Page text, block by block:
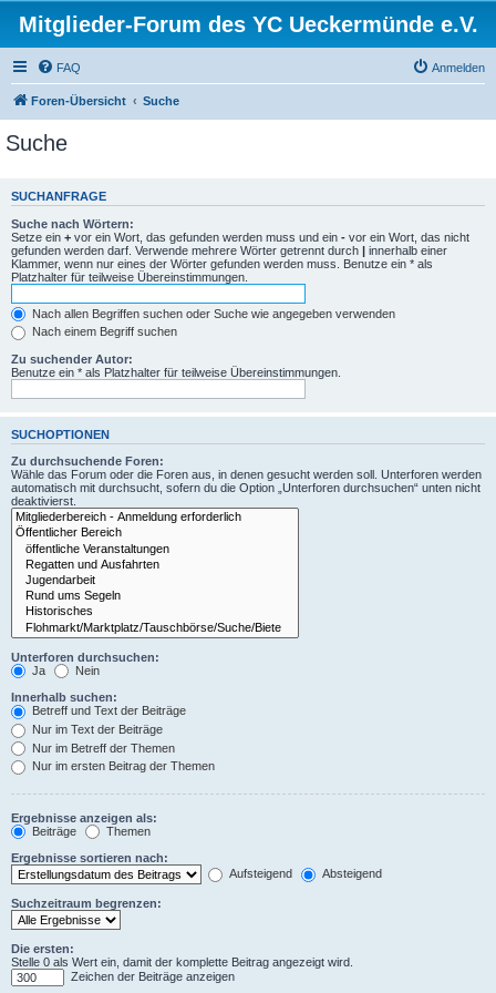
Mitglieder-Forum des YC Ueckermünde e.V.
FAQ Anmelden
Foren-Übersicht Suche
Suche
SUCHANFRAGE
Suche nach Wörtern:
Setze ein + vor ein Wort, das gefunden werden muss und ein - vor ein Wort, das nicht
gefunden werden darf. Verwende mehrere Wörter getrennt durch | innerhalb einer
Klammer, wenn nur eines der Wörter gefunden werden muss. Benutze ein * als
Platzhalter für teilweise Übereinstimmungen.
Nach allen Begriffen suchen oder Suche wie angegeben verwenden
Nach einem Begriff suchen
Zu suchender Autor:
Benutze ein * als Platzhalter für teilweise Übereinstimmungen.
SUCHOPTIONEN
Zu durchsuchende Foren:
Wähle das Forum oder die Foren aus, in denen gesucht werden soll. Unterforen werden
automatisch mit durchsucht, sofern du die Option „Unterforen durchsuchen“ unten nicht
deaktivierst.
Unterforen durchsuchen:
Ja
Nein
Innerhalb suchen:
Betreff und Text der Beiträge
Nur im Text der Beiträge
Nur im Betreff der Themen
Nur im ersten Beitrag der Themen
Ergebnisse anzeigen als:
Beiträge
Themen
Ergebnisse sortieren nach:
Aufsteigend
Absteigend
Suchzeitraum begrenzen:
Die ersten:
Stelle 0 als Wert ein, damit der komplette Beitrag angezeigt wird.
Zeichen der Beiträge anzeigen